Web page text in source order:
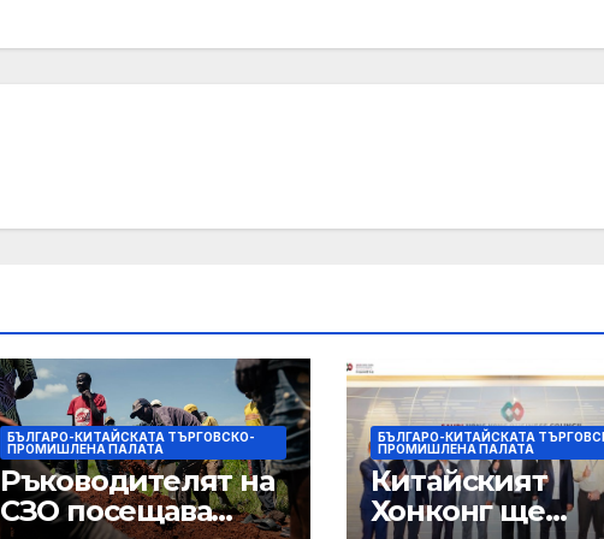
БЪЛГАРО-КИТАЙСКАТА ТЪРГОВСКО-
ПРОМИШЛЕНА ПАЛАТА
Ръководителят на
СЗО посещава
БЪЛГАРО-КИТАЙСКАТА
ПРОМИШЛЕНА ПАЛАТА
Китайският
Хонконг ще